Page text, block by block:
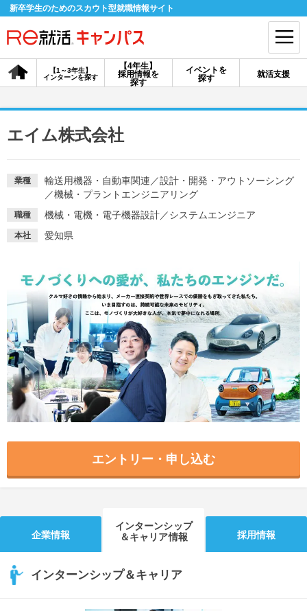
新卒学生のためのスカウト型就職情報サイト
【4年生】
採用情報を
探す
【1～3年生】
インターンを探す
イベントを
探す
就活支援
会員登録 ログイン
探す
【4年生】
【4年生】
就活ノウハウ・サポート
就活支援
就活ノウハウが満載！
就活コラム
お役立ち記事・相談室など
適職診断
あなたに合う仕事を診断！
就活チャンネル
動画で対策講座をチェック
就活時事ニュースを更新 不明点があればこちら
エイム株式会社
業種 輸送用機器・自動車関連 ／設計・開発・アウトソーシング
／機械・プラントエンジニアリング
職種 機械・電機・電子機器設計／システムエンジニア
本社 愛知県
エントリー・申し込む
企業情報
インターンシップ
＆キャリア情報
採用情報
インターンシップ＆キャリア